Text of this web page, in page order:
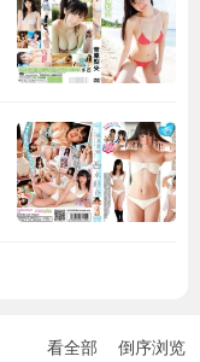
看全部 倒序浏览